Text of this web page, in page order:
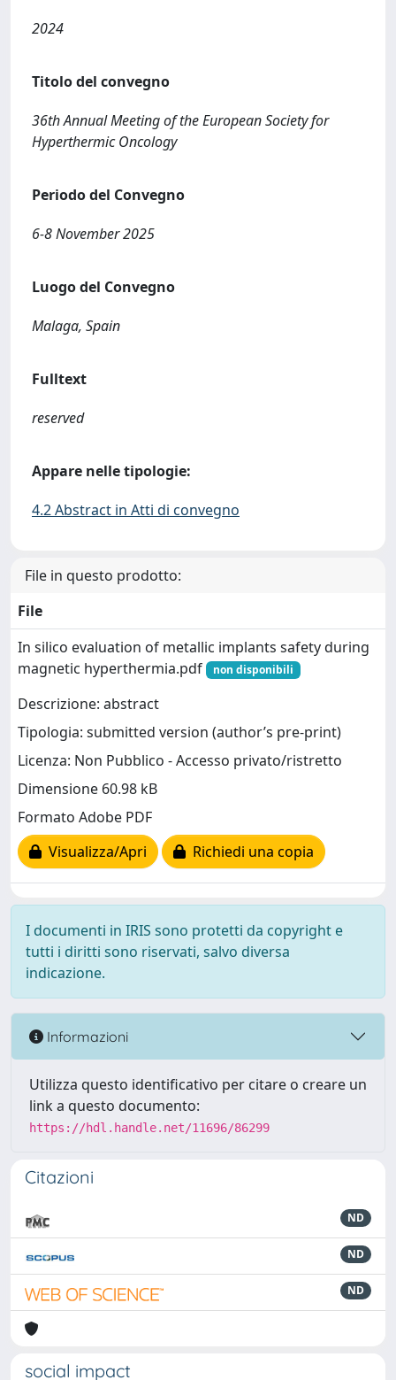
2024
Titolo del convegno
36th Annual Meeting of the European Society for
Hyperthermic Oncology
Periodo del Convegno
6-8 November 2025
Luogo del Convegno
Malaga, Spain
Fulltext
reserved
Appare nelle tipologie:
4.2 Abstract in Atti di convegno
File in questo prodotto:
File
In silico evaluation of metallic implants safety during
magnetic hyperthermia.pdf
non disponibili
Descrizione: abstract
Tipologia: submitted version (author’s pre-print)
Licenza: Non Pubblico - Accesso privato/ristretto
Dimensione 60.98 kB
Formato Adobe PDF
Visualizza/Apri
Richiedi una copia
I documenti in IRIS sono protetti da copyright e
tutti i diritti sono riservati, salvo diversa
indicazione.
Informazioni
Utilizza questo identificativo per citare o creare un
link a questo documento:
https://hdl.handle.net/11696/86299
Citazioni
ND
ND
ND
social impact